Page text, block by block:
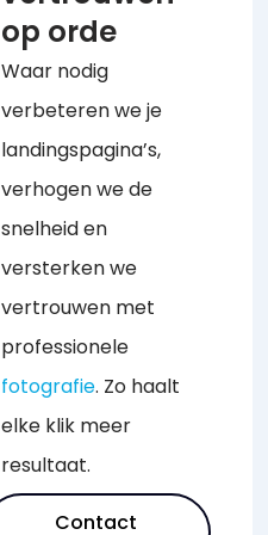
op orde
Waar nodig
verbeteren we je
landingspagina’s,
verhogen we de
snelheid en
versterken we
vertrouwen met
professionele
fotografie. Zo haalt
elke klik meer
resultaat.
Contact